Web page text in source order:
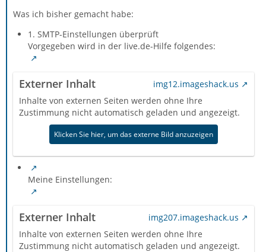
Was ich bisher gemacht habe:
1. SMTP-Einstellungen überprüft
Vorgegeben wird in der live.de-Hilfe folgendes:
Externer Inhalt
img12.imageshack.us
Inhalte von externen Seiten werden ohne Ihre
Zustimmung nicht automatisch geladen und angezeigt.
Klicken Sie hier, um das externe Bild anzuzeigen
Meine Einstellungen:
Externer Inhalt
img207.imageshack.us
Inhalte von externen Seiten werden ohne Ihre
Zustimmung nicht automatisch geladen und angezeigt.